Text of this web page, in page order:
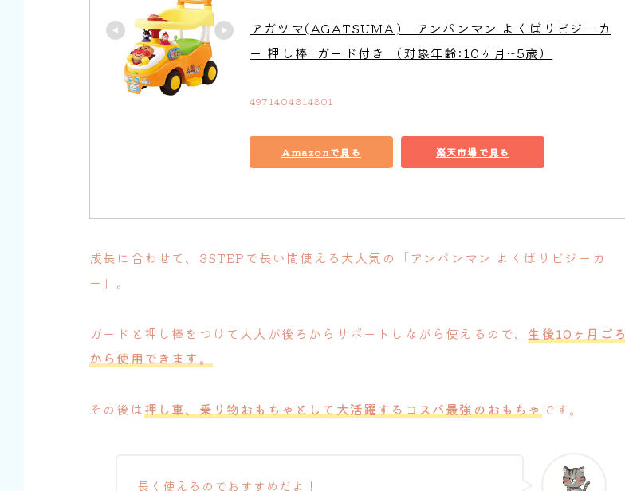
アガツマ(AGATSUMA)　アンパンマン よくばりビジーカ
ー 押し棒+ガード付き （対象年齢:10ヶ月~5歳）
4971404314801
Amazonで見る 楽天市場で見る
成長に合わせて、3STEPで長い間使える大人気の「アンパンマン よくばりビジーカ
ー」。
ガードと押し棒をつけて大人が後ろからサポートしながら使えるので、 生後10ヶ月ごろ
から使用できます。
その後は押し車、乗り物おもちゃとして大活躍するコスパ最強のおもちゃ です。
長く使えるのでおすすめだよ！